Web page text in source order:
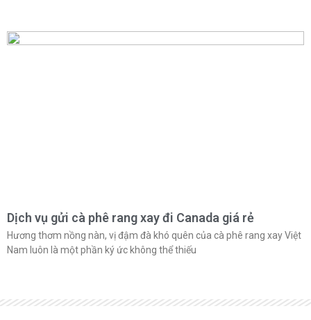
Dịch vụ gửi cà phê rang xay đi Canada giá rẻ
Hương thơm nồng nàn, vị đậm đà khó quên của cà phê rang xay Việt
Nam luôn là một phần ký ức không thể thiếu